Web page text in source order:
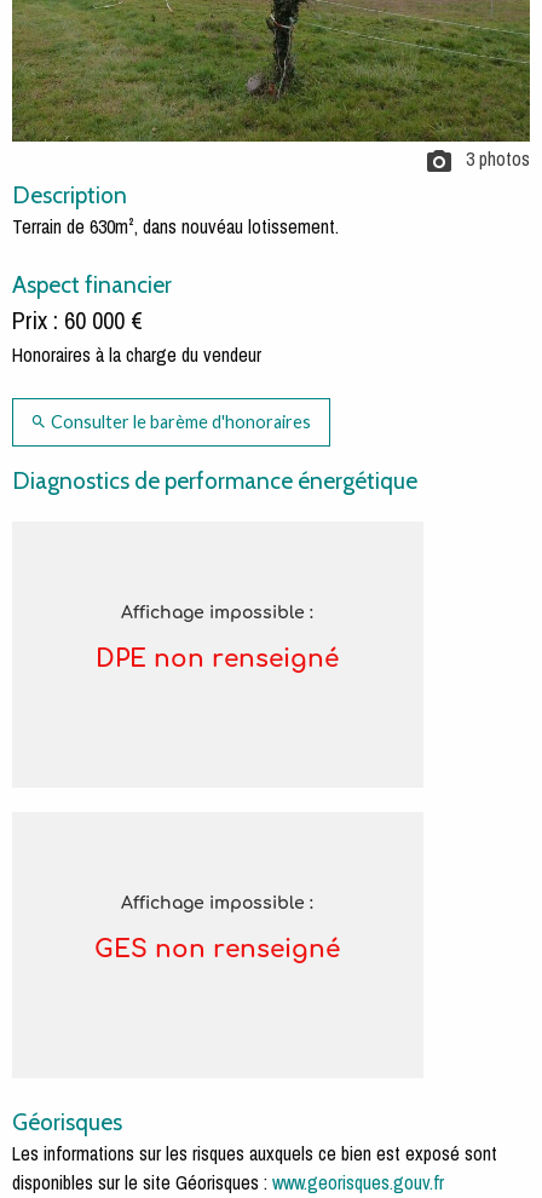
3 photos
Description
Terrain de 630m², dans nouvéau lotissement.
Aspect financier
Prix : 60 000 €
Honoraires à la charge du vendeur
Consulter le barème d'honoraires
Diagnostics de performance énergétique
Géorisques
Les informations sur les risques auxquels ce bien est exposé sont
disponibles sur le site Géorisques :www.georisques.gouv.fr